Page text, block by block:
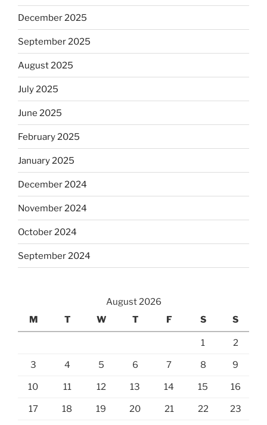
December 2025
September 2025
August 2025
July 2025
June 2025
February 2025
January 2025
December 2024
November 2024
October 2024
September 2024
August 2026
M
T W T F S S
1 2
3 4 5 6 7 8 9
10 11 12 13 14 15 16
17 18 19 20 21 22 23